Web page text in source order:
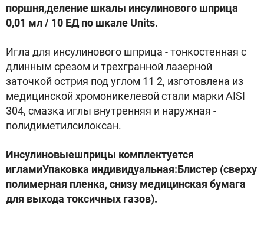
поршня,деление шкалы инсулинового шприца
0,01 мл / 10 ЕД по шкале Units.
Игла для инсулинового шприца - тонкостенная с
длинным срезом и трехгранной лазерной
заточкой острия под углом 11 2, изготовлена из
медицинской хромоникелевой стали марки AISI
304, смазка иглы внутренняя и наружная -
полидиметилсилоксан.
Инсулиновыешприцы комплектуется
игламиУпаковка индивидуальная:Блистер (сверху
полимерная пленка, снизу медицинская бумага
для выхода токсичных газов).